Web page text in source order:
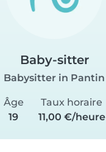
Baby-sitter
Babysitter in Pantin
Âge
19
Taux horaire
11,00 €/heure